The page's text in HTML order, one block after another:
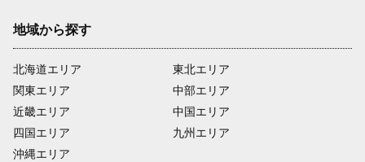
地域から探す
北海道エリア
関東エリア
近畿エリア
四国エリア
沖縄エリア
東北エリア
中部エリア
中国エリア
九州エリア